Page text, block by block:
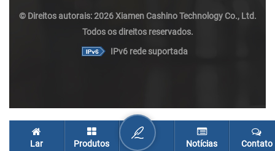
© Direitos autorais: 2026 Xiamen Cashino Technology Co., Ltd.
Todos os direitos reservados.
IPv6 rede suportada
Lar Produtos Notícias Contato